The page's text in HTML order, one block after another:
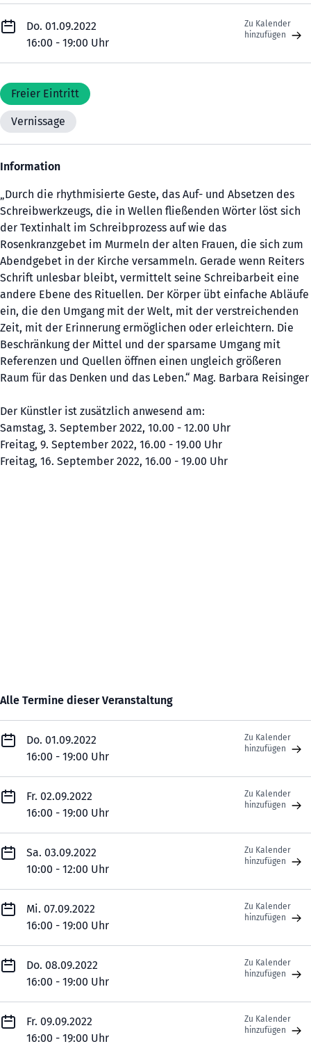
Do. 01.09.2022
16:00 - 19:00 Uhr
Zu Kalender
hinzufügen
Freier Eintritt
Vernissage
Information
„Durch die rhythmisierte Geste, das Auf- und Absetzen des
Schreibwerkzeugs, die in Wellen fließenden Wörter löst sich
der Textinhalt im Schreibprozess auf wie das
Rosenkranzgebet im Murmeln der alten Frauen, die sich zum
Abendgebet in der Kirche versammeln. Gerade wenn Reiters
Schrift unlesbar bleibt, vermittelt seine Schreibarbeit eine
andere Ebene des Rituellen. Der Körper übt einfache Abläufe
ein, die den Umgang mit der Welt, mit der verstreichenden
Zeit, mit der Erinnerung ermöglichen oder erleichtern. Die
Beschränkung der Mittel und der sparsame Umgang mit
Referenzen und Quellen öffnen einen ungleich größeren
Raum für das Denken und das Leben.“ Mag. Barbara Reisinger
Der Künstler ist zusätzlich anwesend am:
Samstag, 3. September 2022, 10.00 - 12.00 Uhr
Freitag, 9. September 2022, 16.00 - 19.00 Uhr
Freitag, 16. September 2022, 16.00 - 19.00 Uhr
Alle Termine dieser Veranstaltung
Do. 01.09.2022
16:00 - 19:00 Uhr
Zu Kalender
hinzufügen
Fr. 02.09.2022
16:00 - 19:00 Uhr
Zu Kalender
hinzufügen
Sa. 03.09.2022
10:00 - 12:00 Uhr
Zu Kalender
hinzufügen
Mi. 07.09.2022
16:00 - 19:00 Uhr
Zu Kalender
hinzufügen
Do. 08.09.2022
16:00 - 19:00 Uhr
Zu Kalender
hinzufügen
Fr. 09.09.2022
16:00 - 19:00 Uhr
Zu Kalender
hinzufügen